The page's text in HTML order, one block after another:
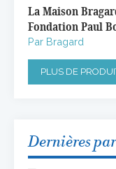
La Maison
Fondation Paul
Par Bragard
PLUS DE
Dernières